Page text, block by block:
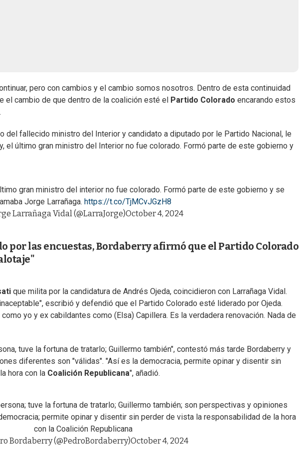
pero con cambios y el cambio somos nosotros. Dentro de esta continuidad
el cambio de que dentro de la coalición esté el
Partido Colorado encarando estos
del fallecido ministro del Interior y candidato a diputado por le Partido Nacional, le
el último gran ministro del Interior no fue colorado. Formó parte de este gobierno y
gran ministro del interior no fue colorado. Formó parte de este gobierno y se
llamaba Jorge Larrañaga. https://t.co/TjMCvJGzH8
Larrañaga Vidal (@LarraJorge)October 4, 2024
por las encuestas, Bordaberry afirmó que el Partido Colorado
que milita por la candidatura de Andrés Ojeda, coincidieron con Larrañaga Vidal.
escribió y defendió que el Partido Colorado esté liderado por Ojeda.
yo y ex cabildantes como (Elsa) Capillera. Es la verdadera renovación. Nada de
tuve la fortuna de tratarlo; Guillermo también", contestó más tarde Bordaberry y
diferentes son "válidas". "Así es la democracia, permite opinar y disentir sin
hora con la Coalición Republicana", añadió.
tuve la fortuna de tratarlo; Guillermo también; son perspectivas y opiniones
permite opinar y disentir sin perder de vista la responsabilidad de la hora
con la Coalición Republicana
Bordaberry (@PedroBordaberry)October 4, 2024